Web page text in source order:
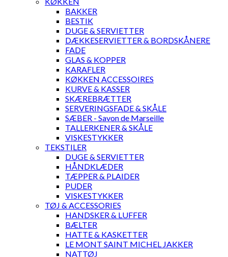
BAKKER
BESTIK
DUGE & SERVIETTER
DÆKKESERVIETTER & BORDSKÅNERE
FADE
GLAS & KOPPER
KARAFLER
KØKKEN ACCESSOIRES
KURVE & KASSER
SKÆREBRÆTTER
SERVERINGSFADE & SKÅLE
SÆBER - Savon de Marseille
TALLERKENER & SKÅLE
VISKESTYKKER
TEKSTILER
DUGE & SERVIETTER
HÅNDKLÆDER
TÆPPER & PLAIDER
PUDER
VISKESTYKKER
TØJ & ACCESSORIES
HANDSKER & LUFFER
BÆLTER
HATTE & KASKETTER
LE MONT SAINT MICHEL JAKKER
NATTØJ